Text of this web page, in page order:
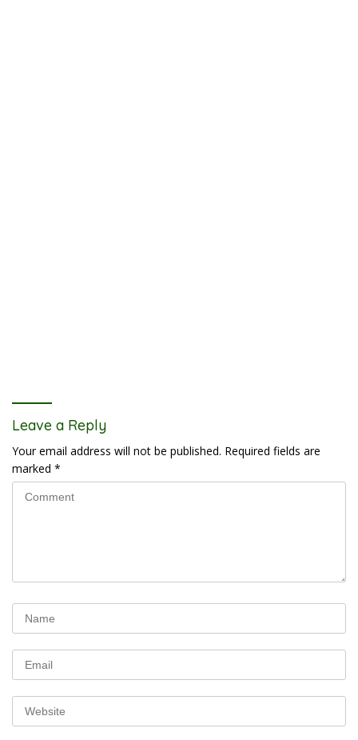
Leave a Reply
Your email address will not be published. Required fields are
marked *